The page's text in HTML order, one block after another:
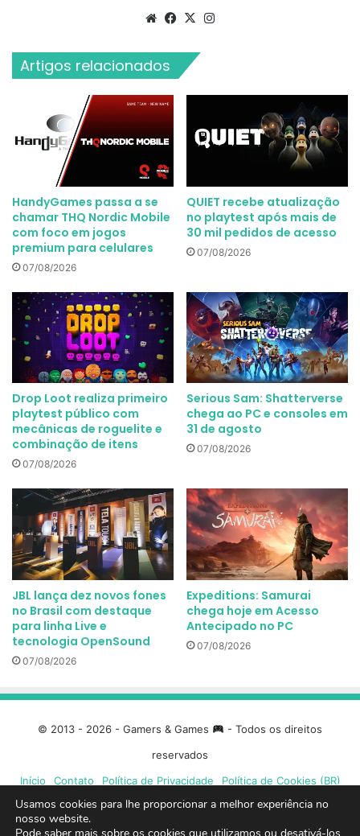
WebsiteFacebook
X
Artigos relacionados
HandyGames passa a se
chamar THQ Nordic Mobile
com foco em jogos
premium para celulares
07/08/2026
QUIET recebe atualização
no playtest após mais de
30 mil pedidos de acesso
07/08/2026
Drop Loot realiza primeiro
playtest público com
mecânicas de roguelite e
combinação de itens
07/08/2026
Serious Sam: Shatterverse
chega ao PC e consoles em
31 de agosto
07/08/2026
JBL lança dez novos fones
no Brasil com destaque
para linha Live e
tecnologia OpenSound
07/08/2026
Expeditions: Samurai
chega hoje em Acesso
Antecipado no PC
07/08/2026
© 2013 - 2026 - Gamers & Games
- Todos os direitos
reservados
Início
Contato Política de Privacidade Política de Cookies (BR)
Facebook
X
Usamos cookies para lhe proporcionar a melhor experiência no
nosso website.